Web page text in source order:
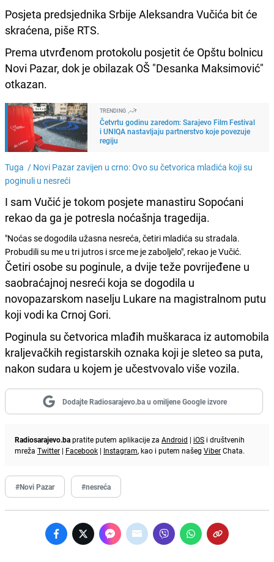
Posjeta predsjednika Srbije Aleksandra Vučića bit će
skraćena, piše RTS.
Prema utvrđenom protokolu posjetit će Opštu bolnicu
Novi Pazar, dok je obilazak OŠ "Desanka Maksimović"
otkazan.
TRENDING
Četvrtu godinu zaredom: Sarajevo Film Festival
i UNIQA nastavljaju partnerstvo koje povezuje
regiju
Tuga / Novi Pazar zavijen u crno: Ovo su četvorica mladića koji su
poginuli u nesreći
I sam Vučić je tokom posjete manastiru Sopoćani
rekao da ga je potresla noćašnja tragedija.
"Noćas se dogodila užasna nesreća, četiri mladića su stradala.
Probudili su me u tri jutros i srce me je zaboljelo", rekao je Vučić.
Četiri osobe su poginule, a dvije teže povrijeđene u
saobraćajnoj nesreći koja se dogodila u
novopazarskom naselju Lukare na magistralnom putu
koji vodi ka Crnoj Gori.
Poginula su četvorica mlađih muškaraca iz automobila
kraljevačkih registarskih oznaka koji je sleteo sa puta,
nakon sudara u kojem je učestvovalo više vozila.
Dodajte Radiosarajevo.ba u omiljene Google izvore
Radiosarajevo.bapratite putem aplikacije za Android | iOS i društvenih
mreža Twitter | Facebook | Instagram, kao i putem našeg ViberChata.
#Novi Pazar #nesreća